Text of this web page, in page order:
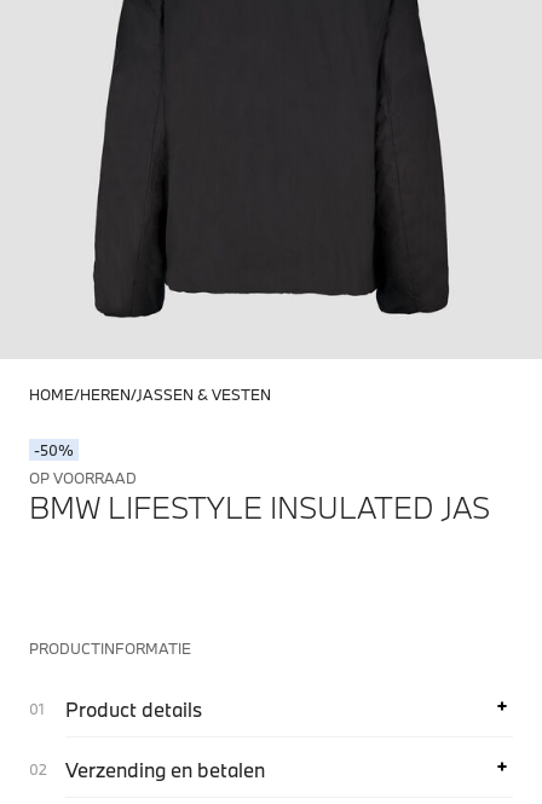
HOME HEREN JASSEN & VESTEN
-50%
OP VOORRAAD
BMW LIFESTYLE INSULATED JAS
PRODUCTINFORMATIE
Product details
Verzending en betalen